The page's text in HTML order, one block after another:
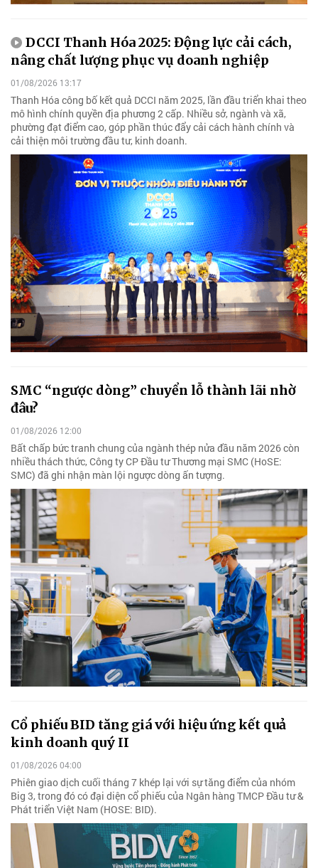
DCCI Thanh Hóa 2025: Động lực cải cách,
nâng chất lượng phục vụ doanh nghiệp
01/08/2026 13:17
Thanh Hóa công bố kết quả DCCI năm 2025, lần đầu triển khai theo
mô hình chính quyền địa phương 2 cấp. Nhiều sở, ngành và xã,
phường đạt điểm cao, góp phần thúc đẩy cải cách hành chính và
cải thiện môi trường đầu tư, kinh doanh.
SMC “ngược dòng” chuyển lỗ thành lãi nhờ
đâu?
01/08/2026 12:00
Bất chấp bức tranh chung của ngành thép nửa đầu năm 2026 còn
nhiều thách thức, Công ty CP Đầu tư Thương mại SMC (HoSE:
SMC) đã ghi nhận màn lội ngược dòng ấn tượng.
Cổ phiếu BID tăng giá với hiệu ứng kết quả
kinh doanh quý II
01/08/2026 04:00
Phiên giao dịch cuối tháng 7 khép lại với sự tăng điểm của nhóm
Big 3, trong đó có đại diện cổ phiếu của Ngân hàng TMCP Đầu tư &
Phát triển Việt Nam (HOSE: BID).